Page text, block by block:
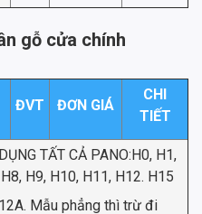
gỗ cửa chính
ĐVT ĐƠN GIÁ
CHI
TIẾT
TẤT CẢ PANO:H0, H1,
H9, H10, H11, H12. H15
Mẫu phẳng thì trừ đi